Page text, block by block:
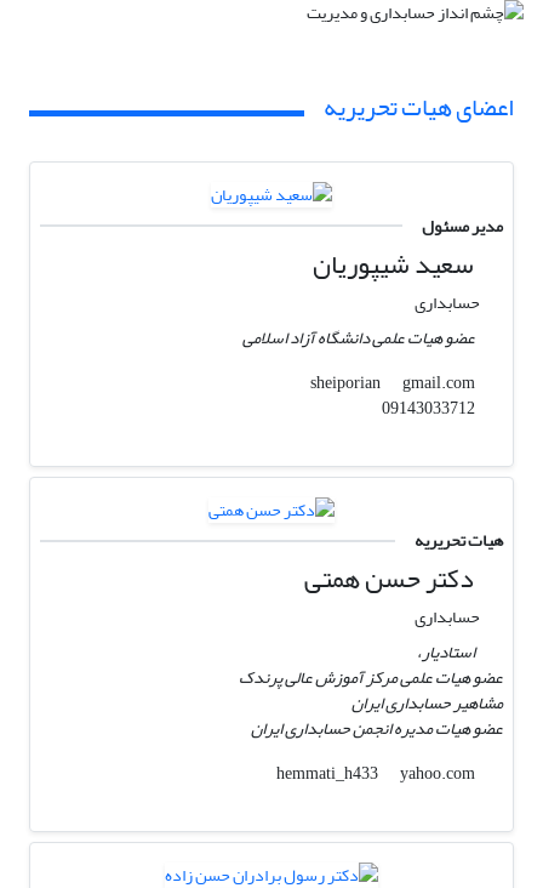
اعضای هیات تحریریه
مدیر مسئول
سعید شیپوریان
حسابداری
عضو هیات علمی دانشگاه آزاد اسلامی
sheiporian
gmail.com
09143033712
هیات تحریریه
دکتر حسن همتی
حسابداری
استادیار،
عضو هیات علمی مرکز آموزش عالی پرندک
مشاهیر حسابداری ایران
عضو هیات مدیره انجمن حسابداری ایران
hemmati_h433
yahoo.com